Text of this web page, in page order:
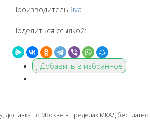
ПроизводительRiva
Поделиться ссылкой:
Добавить в избранное
доставка по Москве в пределах МКАД бесплатно.